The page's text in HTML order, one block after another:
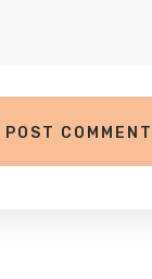
POST COMMENT